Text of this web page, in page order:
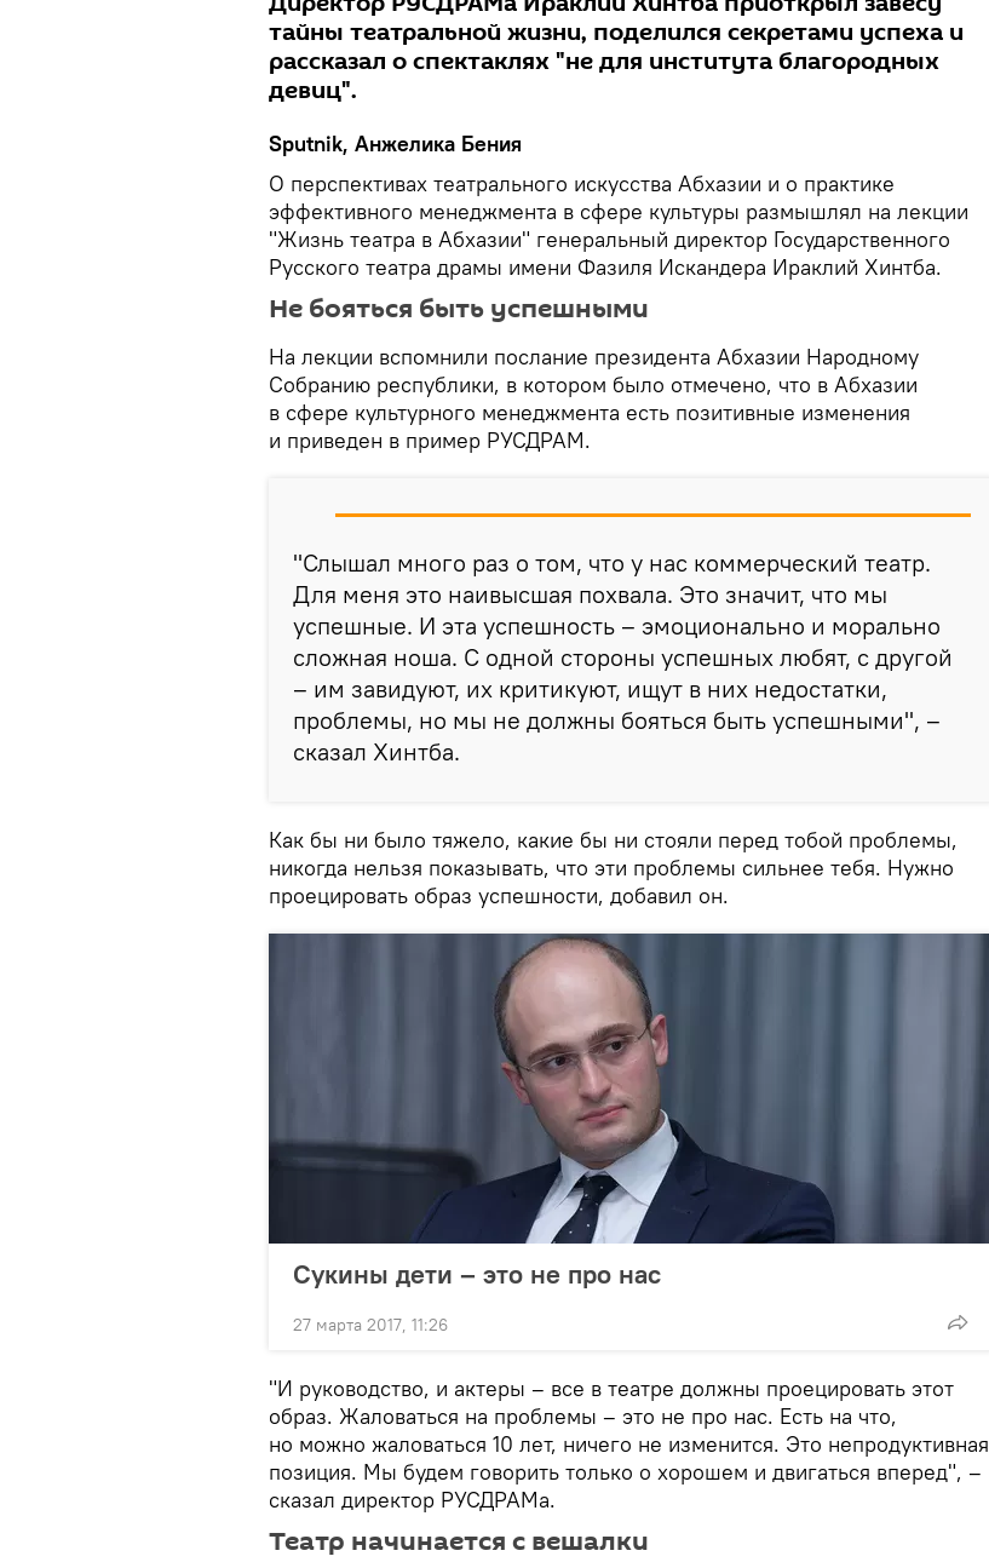
тайны театральной жизни, поделился секретами успеха и
рассказал о спектаклях "не для института благородных
девиц".
Sputnik, Анжелика Бения
О перспективах театрального искусства Абхазии и о практике
эффективного менеджмента в сфере культуры размышлял на лекции
"Жизнь театра в Абхазии" генеральный директор Государственного
Русского театра драмы имени Фазиля Искандера Ираклий Хинтба.
Не бояться быть успешными
На лекции вспомнили послание президента Абхазии Народному
Собранию республики, в котором было отмечено, что в Абхазии
в сфере культурного менеджмента есть позитивные изменения
и приведен в пример РУСДРАМ.
"Слышал много раз о том, что у нас коммерческий театр.
Для меня это наивысшая похвала. Это значит, что мы
успешные. И эта успешность – эмоционально и морально
сложная ноша. С одной стороны успешных любят, с другой
– им завидуют, их критикуют, ищут в них недостатки,
проблемы, но мы не должны бояться быть успешными", –
сказал Хинтба.
Как бы ни было тяжело, какие бы ни стояли перед тобой проблемы,
никогда нельзя показывать, что эти проблемы сильнее тебя. Нужно
проецировать образ успешности, добавил он.
Сукины дети – это не про нас
27 марта 2017, 11:26
"И руководство, и актеры – все в театре должны проецировать этот
образ. Жаловаться на проблемы – это не про нас. Есть на что,
но можно жаловаться 10 лет, ничего не изменится. Это непродуктивная
позиция. Мы будем говорить только о хорошем и двигаться вперед", –
сказал директор РУСДРАМа.
Театр начинается с вешалки